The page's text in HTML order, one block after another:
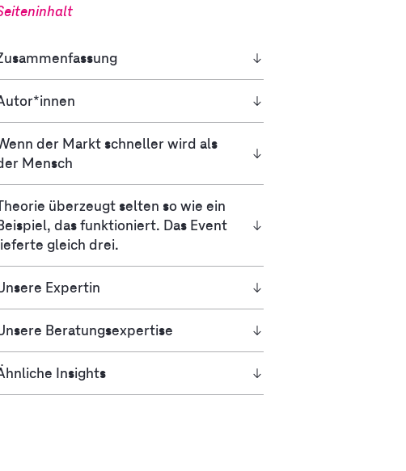
der Markt schneller wird als
Mensch
überzeugt selten so wie ein
das funktioniert. Das Event
gleich drei.
Expertin
Beratungsexpertise
Insights